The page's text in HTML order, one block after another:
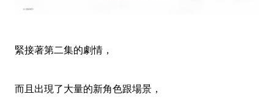
緊接著第二集的劇情，
而且出現了大量的新角色跟場景，